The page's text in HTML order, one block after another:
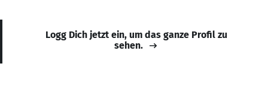
Logg Dich jetzt ein, um das ganze Profil zu
sehen.